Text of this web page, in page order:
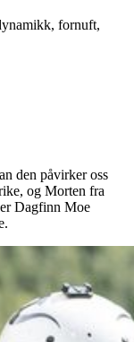
fornuft,
den påvirker oss
og Morten fra
Dagfinn Moe